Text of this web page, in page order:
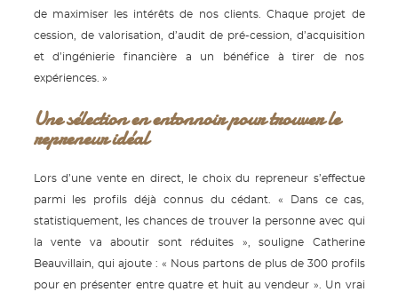
de maximiser les intérêts de nos clients. Chaque projet de
cession, de valorisation, d’audit de pré-cession, d’acquisition
et d’ingénierie financière a un bénéfice à tirer de nos
expériences. »
Une sélection en entonnoir pour trouver le
repreneur idéal
Lors d’une vente en direct, le choix du repreneur s’effectue
parmi les profils déjà connus du cédant. « Dans ce cas,
statistiquement, les chances de trouver la personne avec qui
la vente va aboutir sont réduites », souligne Catherine
Beauvillain, qui ajoute : « Nous partons de plus de 300 profils
pour en présenter entre quatre et huit au vendeur ». Un vrai